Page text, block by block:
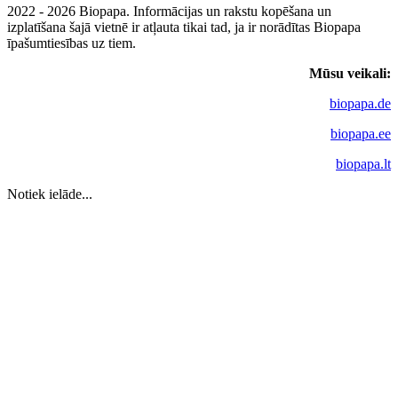
2022 - 2026 Biopapa. Informācijas un rakstu kopēšana un
izplatīšana šajā vietnē ir atļauta tikai tad, ja ir norādītas Biopapa
īpašumtiesības uz tiem.
Mūsu veikali:
biopapa.de
biopapa.ee
biopapa.lt
Notiek ielāde...